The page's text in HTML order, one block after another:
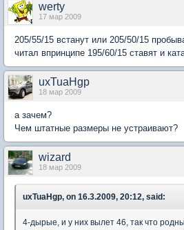
werty
17 мар 2009
205/55/15 встанут или 205/50/15
читал впринципе 195/60/15 ставят и
uxTuaHgp
18 мар 2009
а зачем?
Чем штатные размеры не устраивают?
wizard
18 мар 2009
uxTuaHgp, on 16.3.2009, 20:12, said:
4-дырые, и у них вылет 46, так что